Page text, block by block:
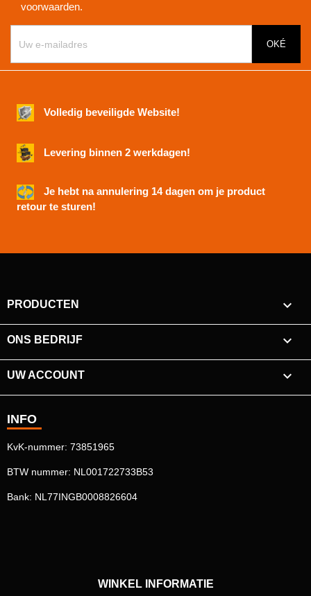
voorwaarden.
Volledig beveiligde Website!
Levering binnen 2 werkdagen!
Je hebt na annulering 14 dagen om je product
retour te sturen!
PRODUCTEN 
ONS BEDRIJF 
UW ACCOUNT 
INFO
KvK-nummer: 73851965
BTW nummer: NL001722733B53
Bank: NL77INGB0008826604
WINKEL INFORMATIE